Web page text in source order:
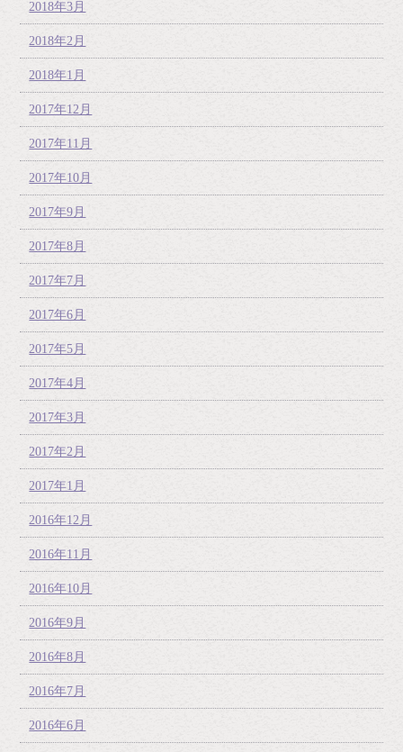
2018年3月
2018年2月
2018年1月
2017年12月
2017年11月
2017年10月
2017年9月
2017年8月
2017年7月
2017年6月
2017年5月
2017年4月
2017年3月
2017年2月
2017年1月
2016年12月
2016年11月
2016年10月
2016年9月
2016年8月
2016年7月
2016年6月